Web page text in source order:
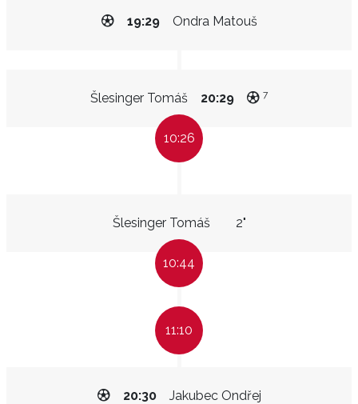
Ondra Matouš
19:29
Šlesinger Tomáš 20:29 7
10:26
Šlesinger Tomáš 2"
10:44
11:10
Jakubec Ondřej
20:30